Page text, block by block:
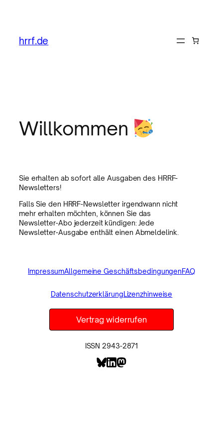
hrrf.de
Willkommen
Sie erhalten ab sofort alle Ausgaben des HRRF-
Newsletters!
Falls Sie den HRRF-Newsletter irgendwann nicht
mehr erhalten möchten, können Sie das
Newsletter-Abo jederzeit kündigen: Jede
Newsletter-Ausgabe enthält einen Abmeldelink.
ImpressumAllgemeine GeschäftsbedingungenFAQ
DatenschutzerklärungLizenzhinweise
Vertrag widerrufen
ISSN 2943-2871